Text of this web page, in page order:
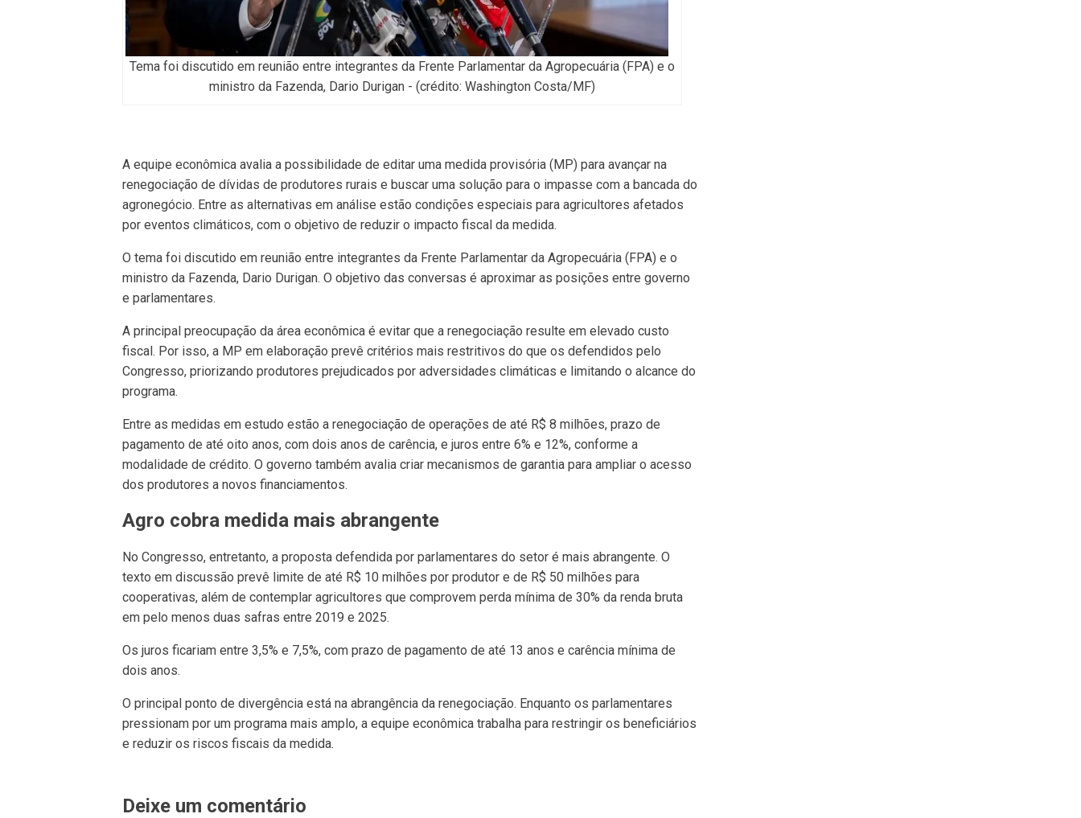
Tema foi discutido em reunião entre integrantes da Frente Parlamentar da Agropecuária (FPA) e o
ministro da Fazenda, Dario Durigan - (crédito: Washington Costa/MF)
A equipe econômica avalia a possibilidade de editar uma medida provisória (MP) para avançar na
renegociação de dívidas de produtores rurais e buscar uma solução para o impasse com a bancada do
agronegócio. Entre as alternativas em análise estão condições especiais para agricultores afetados
por eventos climáticos, com o objetivo de reduzir o impacto fiscal da medida.
O tema foi discutido em reunião entre integrantes da Frente Parlamentar da Agropecuária (FPA) e o
ministro da Fazenda, Dario Durigan. O objetivo das conversas é aproximar as posições entre governo
e parlamentares.
A principal preocupação da área econômica é evitar que a renegociação resulte em elevado custo
fiscal. Por isso, a MP em elaboração prevê critérios mais restritivos do que os defendidos pelo
Congresso, priorizando produtores prejudicados por adversidades climáticas e limitando o alcance do
programa.
Entre as medidas em estudo estão a renegociação de operações de até R$ 8 milhões, prazo de
pagamento de até oito anos, com dois anos de carência, e juros entre 6% e 12%, conforme a
modalidade de crédito. O governo também avalia criar mecanismos de garantia para ampliar o acesso
dos produtores a novos financiamentos.
Agro cobra medida mais abrangente
No Congresso, entretanto, a proposta defendida por parlamentares do setor é mais abrangente. O
texto em discussão prevê limite de até R$ 10 milhões por produtor e de R$ 50 milhões para
cooperativas, além de contemplar agricultores que comprovem perda mínima de 30% da renda bruta
em pelo menos duas safras entre 2019 e 2025.
Os juros ficariam entre 3,5% e 7,5%, com prazo de pagamento de até 13 anos e carência mínima de
dois anos.
O principal ponto de divergência está na abrangência da renegociação. Enquanto os parlamentares
pressionam por um programa mais amplo, a equipe econômica trabalha para restringir os beneficiários
e reduzir os riscos fiscais da medida.
Deixe um comentário